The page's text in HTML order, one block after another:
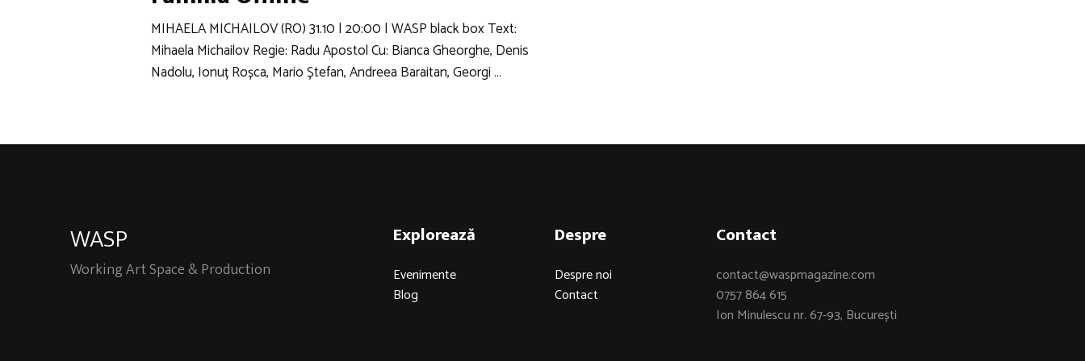
MIHAELA MICHAILOV (RO) 31.10 | 20:00 | WASP black box Text:
Mihaela Michailov Regie: Radu Apostol Cu: Bianca Gheorghe, Denis
Nadolu, Ionuț Roșca, Mario Ștefan, Andreea Baraitan, Georgi …
WASP
Working Art Space & Production
Explorează
Evenimente
Blog
Despre
Despre noi
Contact
Contact
contact@waspmagazine.com
0757 864 615
Ion Minulescu nr. 67-93, București